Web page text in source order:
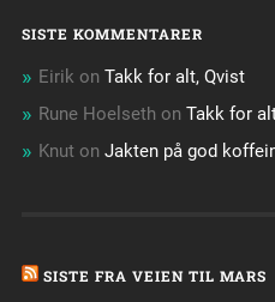
SISTE KOMMENTARER
Eirik on Takk for alt, Qvist
Rune Hoelseth on Takk for
Knuton Jakten på god
SISTE FRA VEIEN TIL MARS